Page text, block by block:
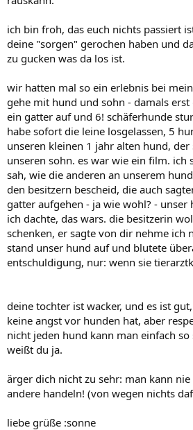
ich bin froh, das euch nichts passiert
deine "sorgen" gerochen haben und
zu gucken was da los ist.
wir hatten mal so ein erlebnis bei
gehe mit hund und sohn - damals erst
ein gatter auf und 6! schäferhunde
habe sofort die leine losgelassen, 5
unseren kleinen 1 jahr alten hund, der
unseren sohn. es war wie ein film. ich
sah, wie die anderen an unserem
den besitzern bescheid, die auch
gatter aufgehen - ja wie wohl? - unser
ich dachte, das wars. die besitzerin
schenken, er sagte von dir nehme ich
stand unser hund auf und blutete
entschuldigung, nur: wenn sie
deine tochter ist wacker, und es ist
keine angst vor hunden hat, aber
nicht jeden hund kann man einfach
weißt du ja.
ärger dich nicht zu sehr: man kann
andere handeln! (von wegen nichts
liebe grüße :sonne